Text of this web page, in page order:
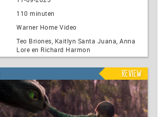
110 minuten
Warner Home Video
Teo Briones, Kaitlyn Santa Juana, Anna
Lore en Richard Harmon
Review